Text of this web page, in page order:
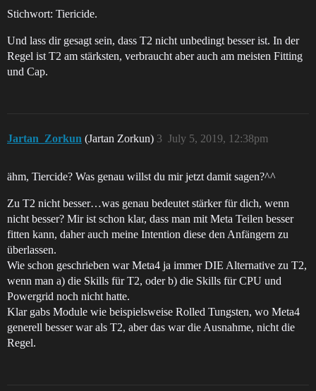
Stichwort: Tiericide.
Und lass dir gesagt sein, dass T2 nicht unbedingt besser ist. In der
Regel ist T2 am stärksten, verbraucht aber auch am meisten Fitting
und Cap.
Jartan_Zorkun (Jartan Zorkun) July 5, 2019, 12:38pm
3
ähm, Tiercide? Was genau willst du mir jetzt damit sagen?^^
Zu T2 nicht besser…was genau bedeutet stärker für dich, wenn
nicht besser? Mir ist schon klar, dass man mit Meta Teilen besser
fitten kann, daher auch meine Intention diese den Anfängern zu
überlassen.
Wie schon geschrieben war Meta4 ja immer DIE Alternative zu T2,
wenn man a) die Skills für T2, oder b) die Skills für CPU und
Powergrid noch nicht hatte.
Klar gabs Module wie beispielsweise Rolled Tungsten, wo Meta4
generell besser war als T2, aber das war die Ausnahme, nicht die
Regel.